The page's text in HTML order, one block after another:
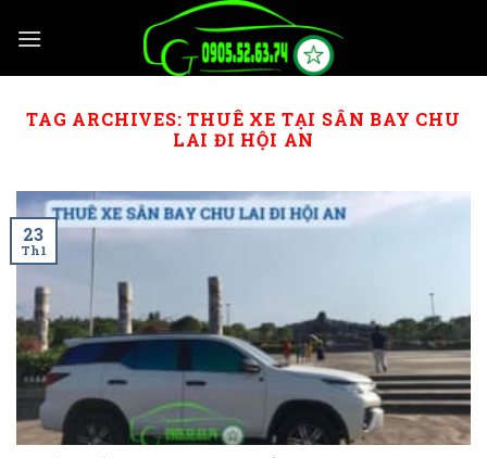
TAG ARCHIVES:THUÊ XE TẠI SÂN BAY CHU
LAI ĐI HỘI AN
23
Th1